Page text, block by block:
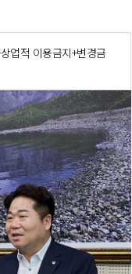
업적 이용금지+변경금